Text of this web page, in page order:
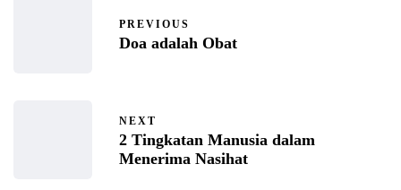
PREVIOUS
Doa adalah Obat
NEXT
2 Tingkatan Manusia dalam
Menerima Nasihat